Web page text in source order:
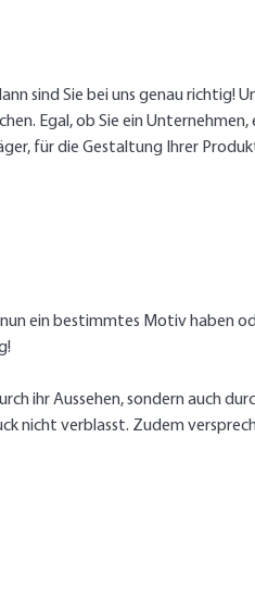
sind Sie bei uns genau
Egal, ob Sie ein
für die Gestaltung Ihrer
ein bestimmtes Motiv haben
ihr Aussehen, sondern auch
nicht verblasst. Zudem